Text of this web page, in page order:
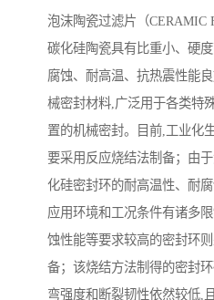
泡沫陶瓷过滤片（CERAMIC
碳化硅陶瓷具有比重小、硬
腐蚀、耐高温、抗热震性能
械密封材料,广泛用于各类特
置的机械密封。目前,工业化
要采用反应烧结法制备；由
化硅密封环的耐高温性、耐
应用环境和工况条件有诸多
蚀性能等要求较高的密封环
备；该烧结方法制得的密封
弯强度和断裂韧性依然较低,